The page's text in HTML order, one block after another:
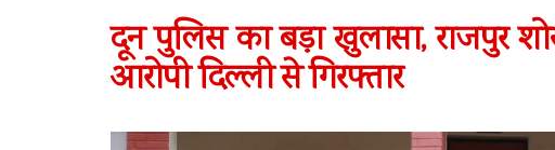
दून पुलिस का बड़ा खुलासा, राजपुर
आरोपी दिल्ली से गिरफ्तार